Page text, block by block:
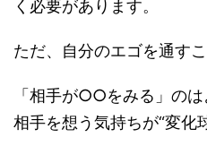
く必要があります。
ただ、自分のエゴを通すこ
「相手が○○をみる」のは
相手を想う気持ちが“変化